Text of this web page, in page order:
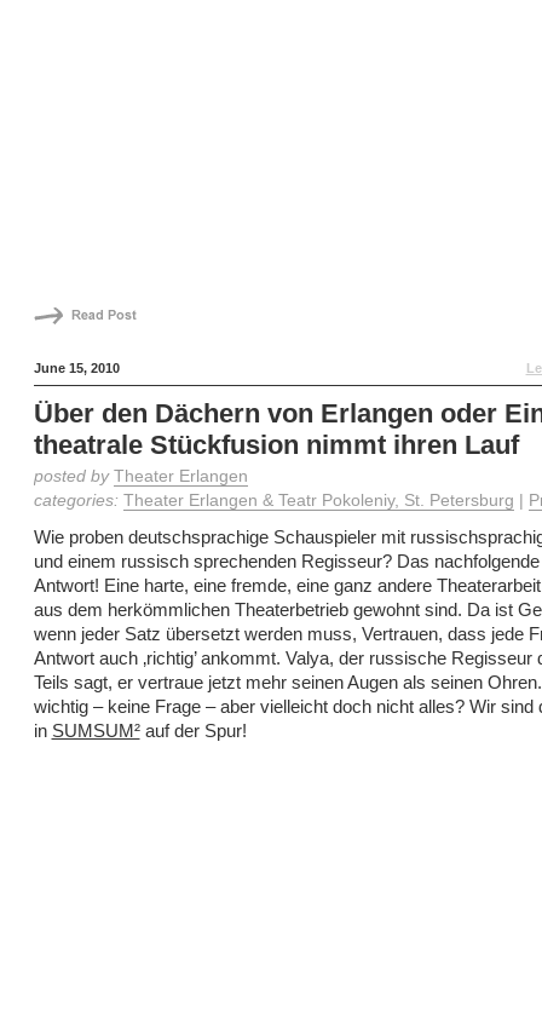
June 15, 2010
Über den Dächern von Erlangen oder
theatrale Stückfusion nimmt ihren Lauf
posted by Theater Erlangen
categories: Theater Erlangen & Teatr Pokoleniy, St. Petersburg
Wie proben deutschsprachige Schauspieler mit
und einem russisch sprechenden Regisseur? Das
Antwort! Eine harte, eine fremde, eine ganz andere
aus dem herkömmlichen Theaterbetrieb gewohnt sind. Da ist
wenn jeder Satz übersetzt werden muss, Vertrauen, dass jede
Antwort auch ‚richtig’ ankommt. Valya, der russische Regisseur
Teils sagt, er vertraue jetzt mehr seinen Augen als seinen
wichtig – keine Frage – aber vielleicht doch nicht alles? Wir sind
in SUMSUM²auf der Spur!